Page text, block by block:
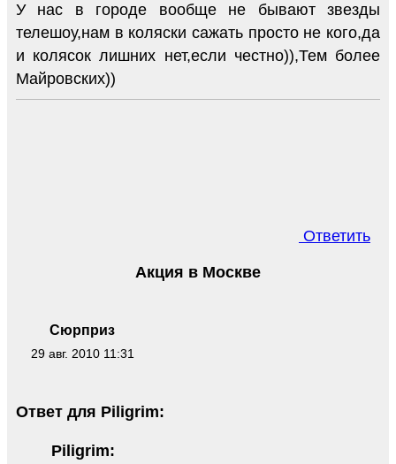
У нас в городе вообще не бывают звезды
телешоу,нам в коляски сажать просто не кого,да
и колясок лишних нет,если честно)),Тем более
Майровских))
Ответить
Сюрприз
29 авг. 2010 11:31
Акция в Москве
Ответ для Piligrim:
Piligrim: